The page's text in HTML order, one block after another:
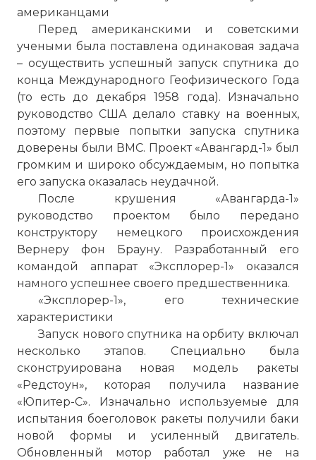
американцами
Перед американскими и советскими
учеными была поставлена одинаковая задача
– осуществить успешный запуск спутника до
конца Международного Геофизического Года
(то есть до декабря 1958 года). Изначально
руководство США делало ставку на военных,
поэтому первые попытки запуска спутника
доверены были ВМС. Проект «Авангард-1» был
громким и широко обсуждаемым, но попытка
его запуска оказалась неудачной.
После крушения «Авангарда-1»
руководство проектом было передано
конструктору немецкого происхождения
Вернеру фон Брауну. Разработанный его
командой аппарат «Эксплорер-1» оказался
намного успешнее своего предшественника.
«Эксплорер-1», его технические
характеристики
Запуск нового спутника на орбиту включал
несколько этапов. Специально была
сконструирована новая модель ракеты
«Редстоун», которая получила название
«Юпитер-С». Изначально используемые для
испытания боеголовок ракеты получили баки
новой формы и усиленный двигатель.
Обновленный мотор работал уже не на